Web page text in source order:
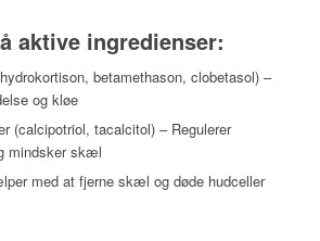
aktive ingredienser:
betamethason, clobetasol) –
og kløe
(calcipotriol, tacalcitol) – Regulerer
mindsker skæl
med at fjerne skæl og døde hudceller